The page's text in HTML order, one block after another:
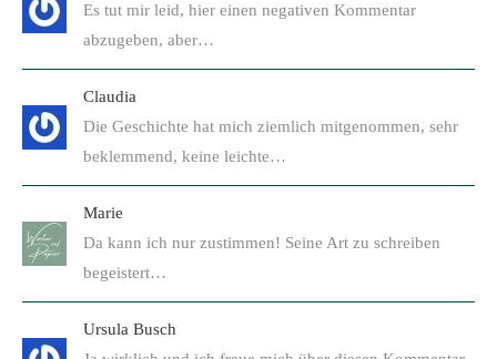
Es tut mir leid, hier einen negativen Kommentar
abzugeben, aber…
Claudia
Die Geschichte hat mich ziemlich mitgenommen, sehr
beklemmend, keine leichte…
Marie
Da kann ich nur zustimmen! Seine Art zu schreiben
begeistert…
Ursula Busch